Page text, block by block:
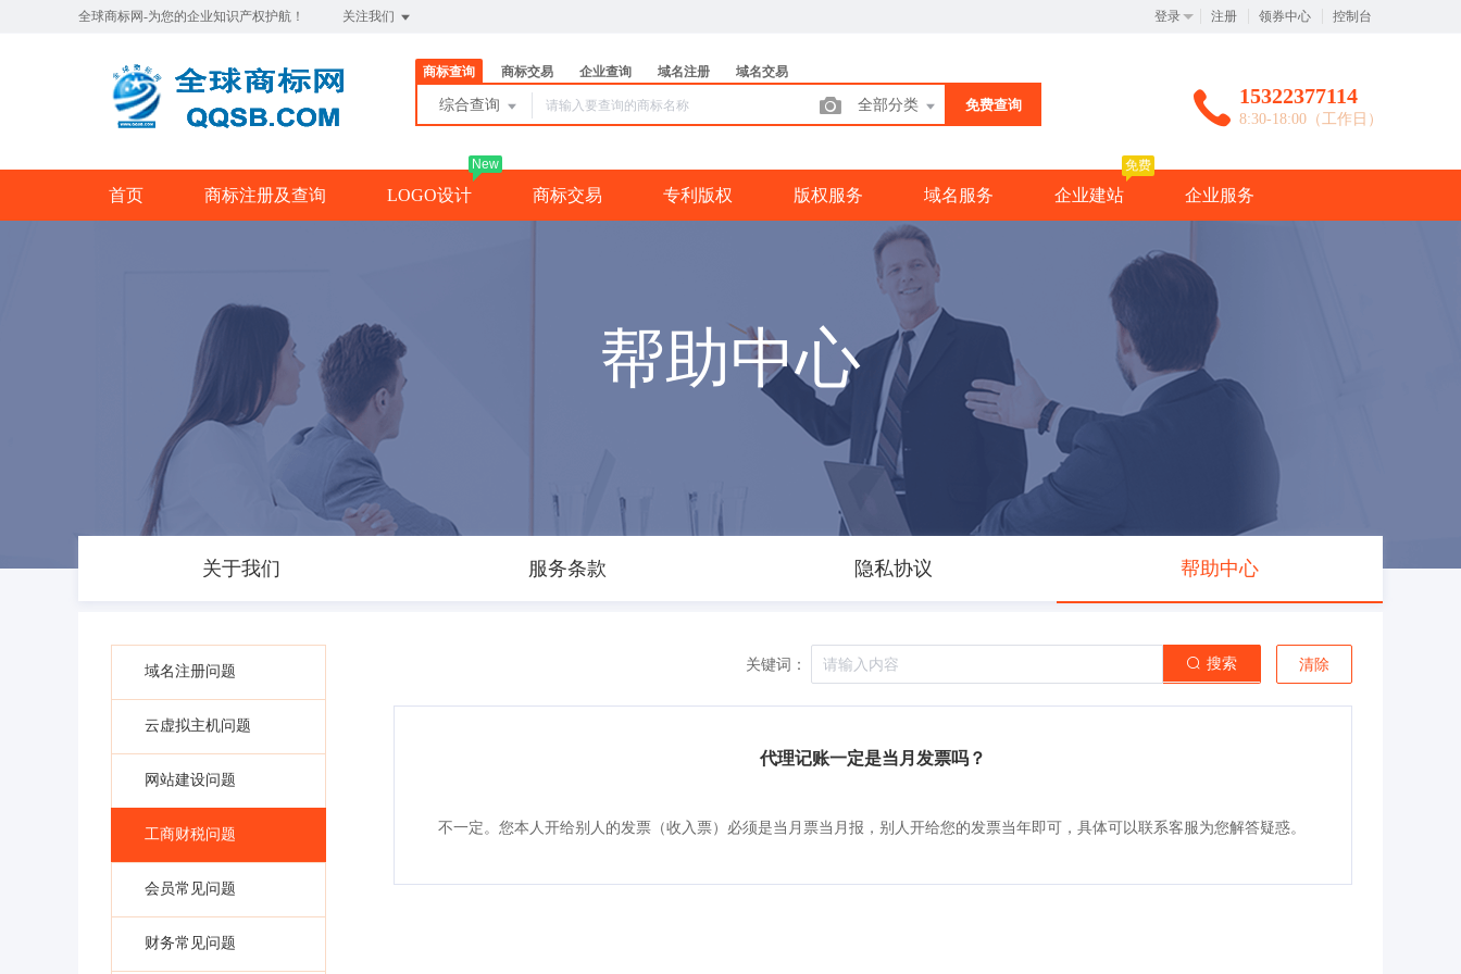
全球商标网-为您的企业知识产权护航！ 关注我们 登录 注册 领券中心 控制台
商标查询 商标交易 企业查询 域名注册 域名交易
综合查询 全部分类 免费查询 15322377114
8:30-18:00（工作日）
首页 商标注册及查询 LOGO设计
New
商标交易 专利版权 版权服务 域名服务 企业建站
免费
企业服务
帮助中心
关于我们 服务条款 隐私协议 帮助中心
域名注册问题
云虚拟主机问题
网站建设问题
工商财税问题
会员常见问题
财务常见问题
关键词： 搜索 清除
代理记账一定是当月发票吗？
不一定。您本人开给别人的发票（收入票）必须是当月票当月报，别人开给您的发票当年即可，具体可以联系客服为您解答疑惑。